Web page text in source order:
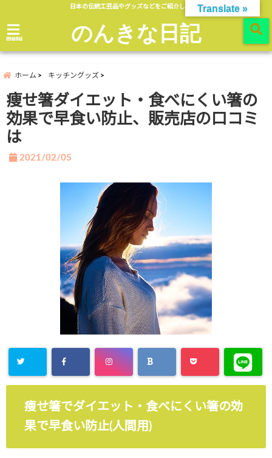
日本の伝統工芸品やグッズなどをご紹介します。
menu のんきな日記
ホーム キッチングッズ
痩せ箸ダイエット・食べにくい箸の
効果で早食い防止、販売店の口コミ
は
2021/02/05
痩せ箸でダイエット・食べにくい箸の効
果で早食い防止(人間用)
Translate »